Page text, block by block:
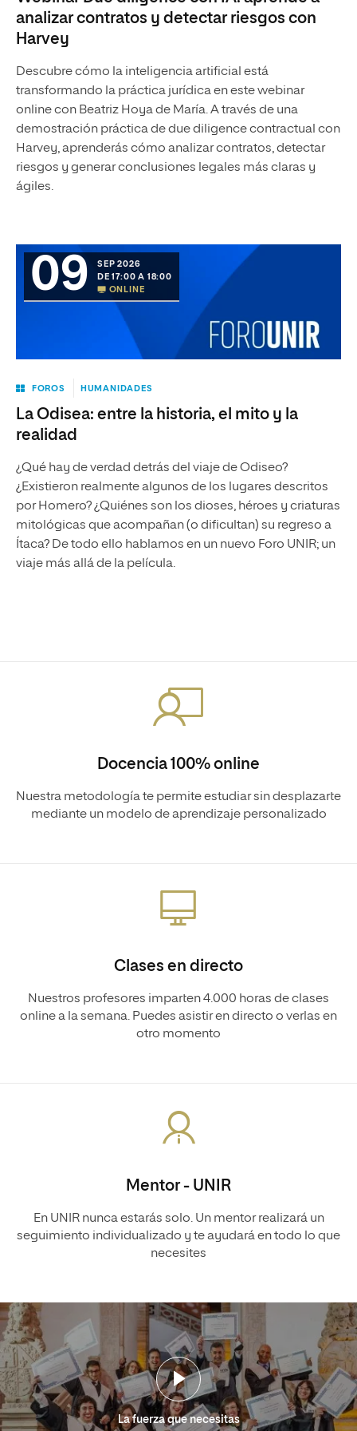
analizar contratos y detectar riesgos con
Harvey
Descubre cómo la inteligencia artificial está
transformando la práctica jurídica en este webinar
online con Beatriz Hoya de María. A través de una
demostración práctica de due diligence contractual con
Harvey, aprenderás cómo analizar contratos, detectar
riesgos y generar conclusiones legales más claras y
ágiles.
09
SEP 2026
DE 17:00 A 18:00
ONLINE
FOROS HUMANIDADES
La Odisea: entre la historia, el mito y la
realidad
¿Qué hay de verdad detrás del viaje de Odiseo?
¿Existieron realmente algunos de los lugares descritos
por Homero? ¿Quiénes son los dioses, héroes y criaturas
mitológicas que acompañan (o dificultan) su regreso a
Ítaca? De todo ello hablamos en un nuevo Foro UNIR; un
viaje más allá de la película.
Docencia 100% online
Nuestra metodología te permite estudiar sin desplazarte
mediante un modelo de aprendizaje personalizado
Clases en directo
Nuestros profesores imparten 4.000 horas de clases
online a la semana. Puedes asistir en directo o verlas en
otro momento
Mentor - UNIR
En UNIR nunca estarás solo. Un mentor realizará un
seguimiento individualizado y te ayudará en todo lo que
necesites
La fuerza que necesitas